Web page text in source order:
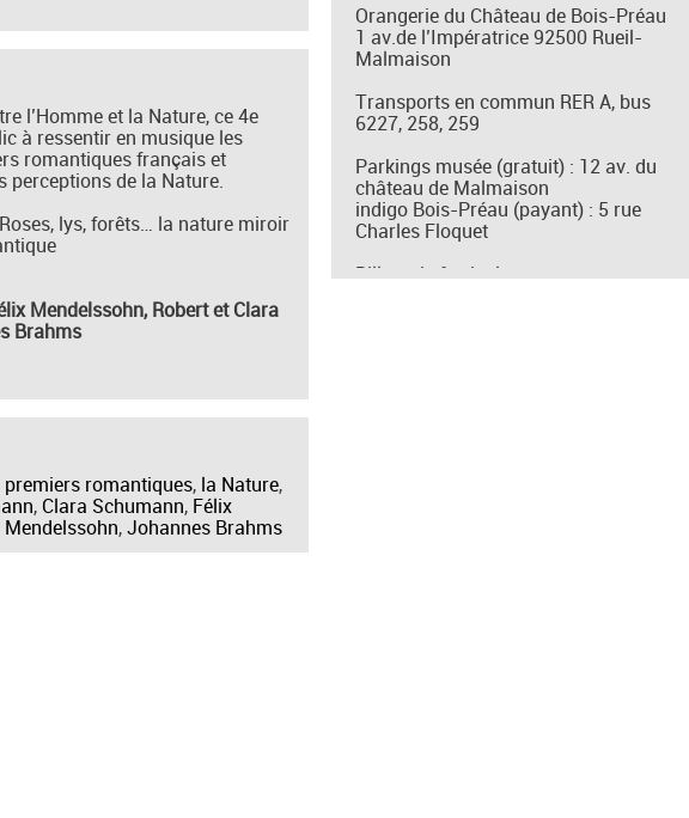
l’Homme et la Nature, ce 4e
à ressentir en musique les
romantiques français et
perceptions de la Nature.
lys, forêts… la nature miroir
Mendelssohn, Robert et Clara
Brahms
premiers romantiques, la Nature,
, Clara Schumann, Félix
Mendelssohn,Johannes Brahms
Orangerie du Château de Bois-Préau
1 av.de l’Impératrice 92500 Rueil-
Malmaison
Transports en commun RER A, bus
6227, 258, 259
Parkings musée (gratuit) : 12 av. du
château de Malmaison
indigo Bois-Préau (payant) : 5 rue
Charles Floquet
Billetterie festival :